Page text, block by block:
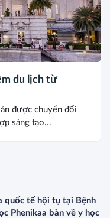
du lịch từ
được chuyển đổi
sáng tạo...
quốc tế hội tụ tại Bệnh
Phenikaa bàn về y học